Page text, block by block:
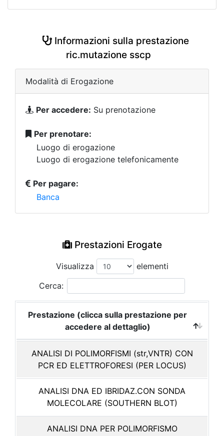
Informazioni sulla prestazione
ric.mutazione sscp
Modalità di Erogazione
Per accedere: Su prenotazione
Per prenotare:
Luogo di erogazione
Luogo di erogazione telefonicamente
Per pagare:
Banca
Prestazioni Erogate
Visualizza
elementi
Cerca:
Prestazione (clicca sulla prestazione per
accedere al dettaglio)
ANALISI DI POLIMORFISMI (str,VNTR) CON
PCR ED ELETTROFORESI (PER LOCUS)
ANALISI DNA ED IBRIDAZ.CON SONDA
MOLECOLARE (SOUTHERN BLOT)
ANALISI DNA PER POLIMORFISMO